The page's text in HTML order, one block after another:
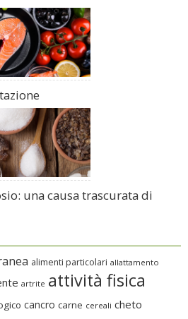
una causa trascurata di
alimenti particolari allattamento
artrite attività fisica
cancro carne cereali cheto